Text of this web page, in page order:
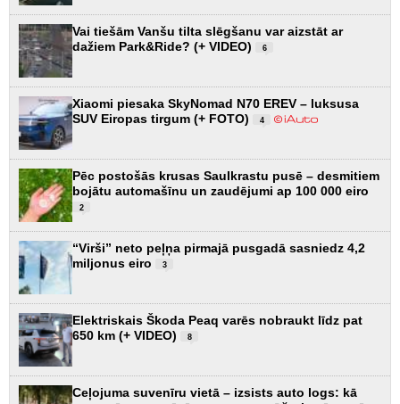
Vai tiešām Vanšu tilta slēgšanu var aizstāt ar
dažiem Park&Ride? (+ VIDEO)
6
Xiaomi piesaka SkyNomad N70 EREV – luksusa
SUV Eiropas tirgum (+ FOTO)
4
Pēc postošās krusas Saulkrastu pusē – desmitiem
bojātu automašīnu un zaudējumi ap 100 000 eiro
2
“Virši” neto peļņa pirmajā pusgadā sasniedz 4,2
miljonus eiro
3
Elektriskais Škoda Peaq varēs nobraukt līdz pat
650 km (+ VIDEO)
8
Ceļojuma suvenīru vietā – izsists auto logs: kā